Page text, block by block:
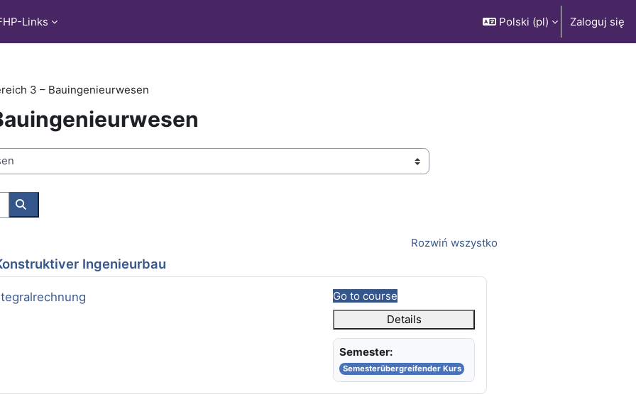
Links Polski ‎(pl)‎ Zaloguj się
3 – Bauingenieurwesen
Wyszukaj kursy
Rozwiń wszystko
Ingenieurbau
Go to course
Details
Semester:
Semesterübergreifender Kurs